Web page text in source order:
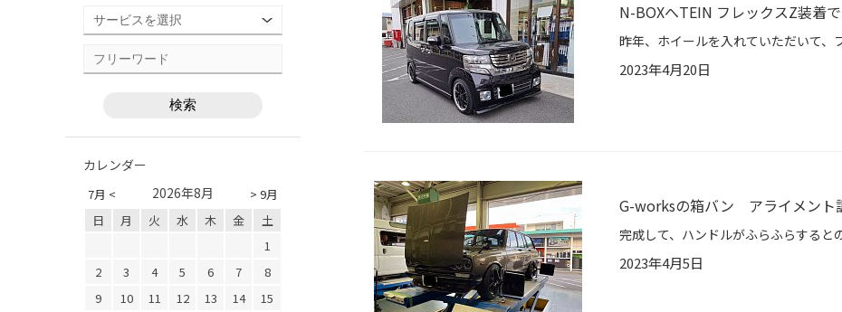
N-BOXへTEIN フレックスZ装着
2023年4月20日
G-worksの箱バン アライメント
2023年4月5日
カレンダー
7月 < > 9月
2026年8月
日 月 火 水 木 金
土
1
2
3 4 5 6 7
8
9
10 11 12 13 14
15